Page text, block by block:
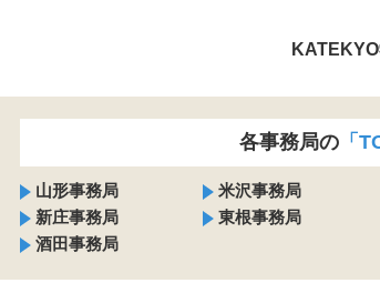
各事務局の「
山形事務局 米沢事務局
新庄事務局
東根事務局
酒田事務局